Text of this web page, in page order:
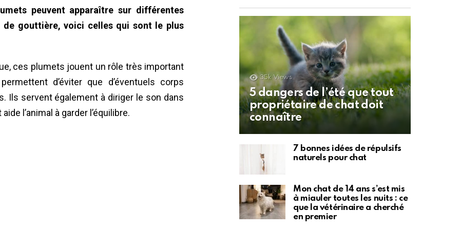
peuvent apparaître sur différentes
gouttière, voici celles qui sont le plus
ces plumets jouent un rôle très important
d’éviter que d’éventuels corps
Ils servent également à diriger le son dans
l’animal à garder l’équilibre.
35k Views
5 dangers de l’été que tout
propriétaire de chat doit
connaître
7 bonnes idées de répulsifs
naturels pour chat
Mon chat de 14 ans s’est mis
à miauler toutes les nuits : ce
que la vétérinaire a cherché
en premier